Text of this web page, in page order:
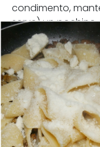
condimento,
serve) un